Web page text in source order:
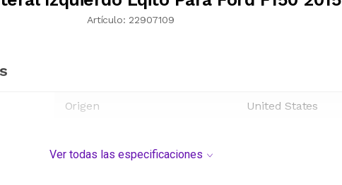
Artículo: 22907109
Origen United States
Ver todas las especificaciones